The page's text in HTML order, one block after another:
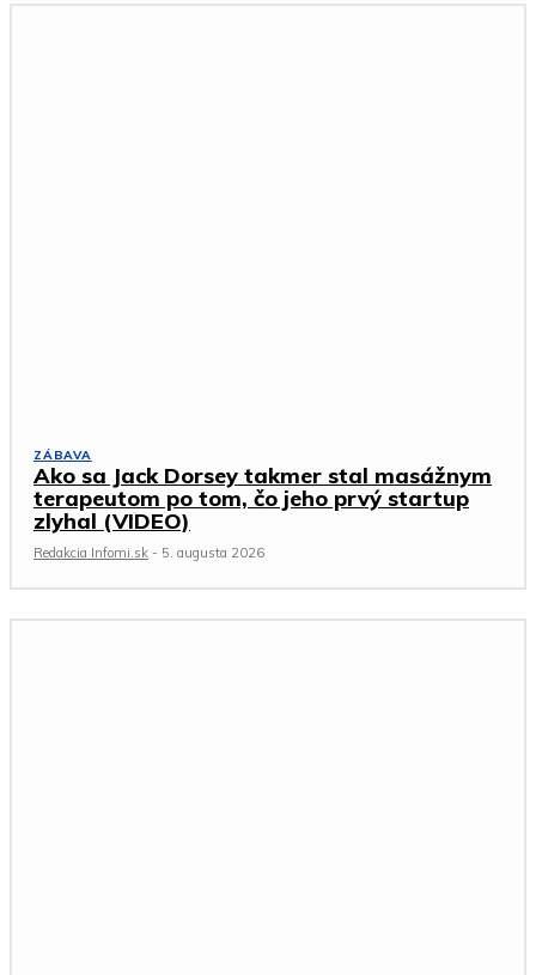
ZÁBAVA
Ako sa Jack Dorsey takmer stal masážnym
terapeutom po tom, čo jeho prvý startup
zlyhal (VIDEO)
Redakcia Infomi.sk - 5. augusta 2026